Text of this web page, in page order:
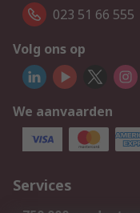
023 51 66 555
Volg ons op
We aanvaarden
Services